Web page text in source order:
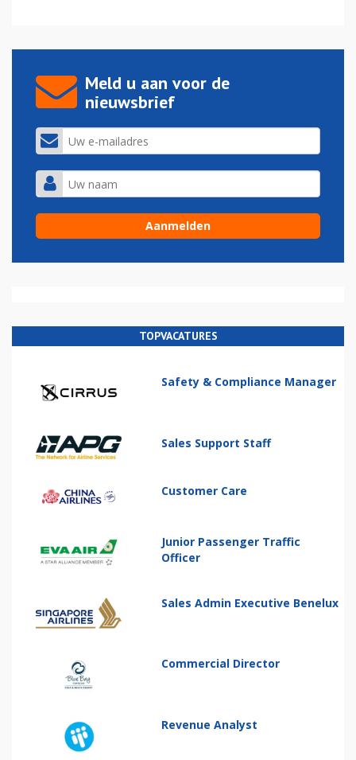
Meld u aan voor de
nieuwsbrief
TOPVACATURES
Safety & Compliance Manager
Sales Support Staff
Customer Care
Junior Passenger Traffic
Officer
Sales Admin Executive Benelux
Commercial Director
Revenue Analyst